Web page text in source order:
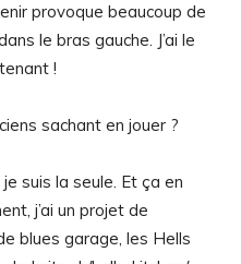
provoque beaucoup de
le bras gauche. J’ai le
!
sachant en jouer ?
suis la seule. Et ça en
j’ai un projet de
blues garage, les Hells